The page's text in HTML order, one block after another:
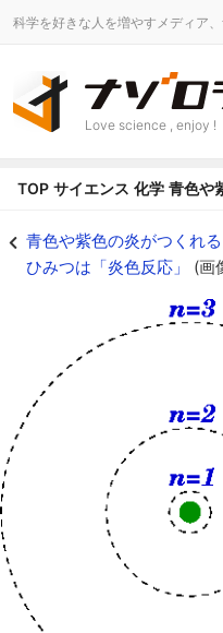
科学を好きな人を増やすメディア、
Love science , enjoy !
TOP サイエンス 化学 青色や
青色や紫色の炎がつくれ
ひみつは「炎色反応」 (画